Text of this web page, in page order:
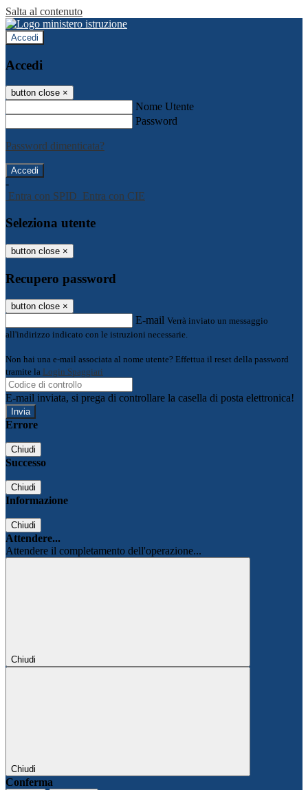
Salta al contenuto
Accedi
Accedi
button close ×
Nome Utente
Password
Password dimenticata?
-
Entra con SPID Entra con CIE
Seleziona utente
button close ×
Recupero password
button close ×
E-mail Verrà inviato un messaggio
all'indirizzo indicato con le istruzioni necessarie.
Non hai una e-mail associata al nome utente? Effettua il reset della password
tramite la Login Spaggiari
E-mail inviata, si prega di controllare la casella di posta elettronica!
Errore
Chiudi
Successo
Chiudi
Informazione
Chiudi
Attendere...
Attendere il completamento dell'operazione...
Chiudi
Chiudi
Conferma